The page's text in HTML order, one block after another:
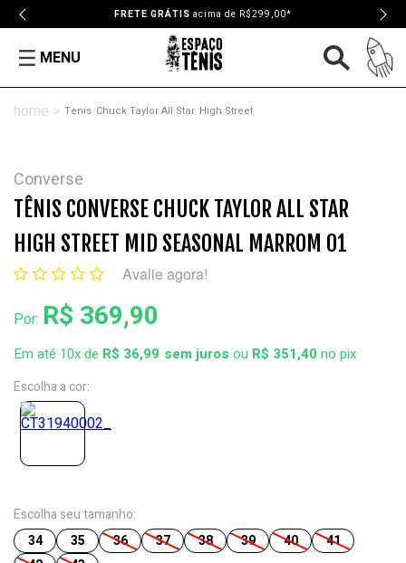
FRETE GRÁTIS acima de R$299,00*
MENU
Tenis Chuck Taylor All Star High Street
Converse
TÊNIS CONVERSE CHUCK TAYLOR ALL STAR
HIGH STREET MID SEASONAL MARROM 01
Avalie agora!
Por: R$ 369,90
Em até 10x de R$ 36,99 ou R$ 351,40no pix
Escolha a cor:
Escolha seu tamanho:
34
35 36 37 38 39 40
41